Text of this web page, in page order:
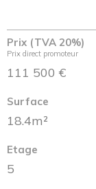
Prix (TVA 20%)
Prix direct promoteur
111 500 €
Surface
18.4m²
Etage
5